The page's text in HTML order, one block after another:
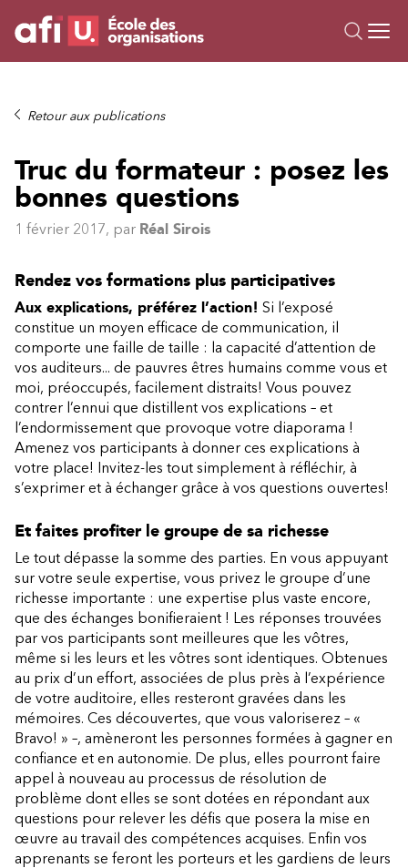
Formations
Sur mesure
À propos
Ressources
Retour aux publications
Truc du formateur : posez les
bonnes questions
1 février 2017, par Réal Sirois
Rendez vos formations plus participatives
Aux explications, préférez l’action! Si l’exposé
constitue un moyen efficace de communication, il
comporte une faille de taille : la capacité d’attention de
vos auditeurs... de pauvres êtres humains comme vous et
moi, préoccupés, facilement distraits! Vous pouvez
contrer l’ennui que distillent vos explications – et
l’endormissement que provoque votre diaporama !
Amenez vos participants à donner ces explications à
votre place! Invitez-les tout simplement à réfléchir, à
s’exprimer et à échanger grâce à vos questions ouvertes!
Et faites profiter le groupe de sa richesse
Le tout dépasse la somme des parties. En vous appuyant
sur votre seule expertise, vous privez le groupe d’une
richesse importante : une expertise plus vaste encore,
que des échanges bonifieraient ! Les réponses trouvées
par vos participants sont meilleures que les vôtres,
même si les leurs et les vôtres sont identiques. Obtenues
au prix d’un effort, associées de plus près à l’expérience
de votre auditoire, elles resteront gravées dans les
mémoires. Ces découvertes, que vous valoriserez – «
Bravo! » –, amèneront les personnes formées à gagner en
confiance et en autonomie. De plus, elles pourront faire
appel à nouveau au processus de résolution de
problème dont elles se sont dotées en répondant aux
questions pour relever les défis que posera la mise en
œuvre au travail des compétences acquises. Enfin vos
apprenants se feront les porteurs et les gardiens de leurs